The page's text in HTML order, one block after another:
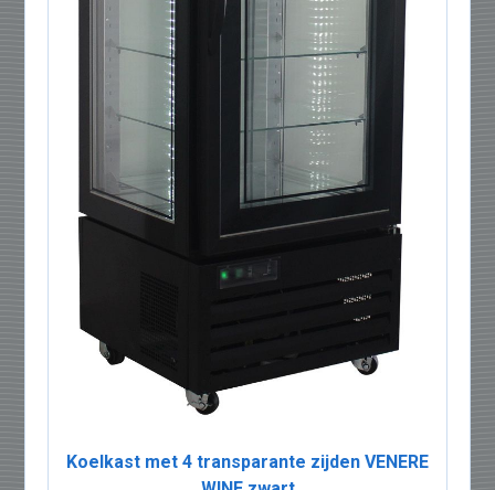
Koelkast met 4 transparante zijden VENERE